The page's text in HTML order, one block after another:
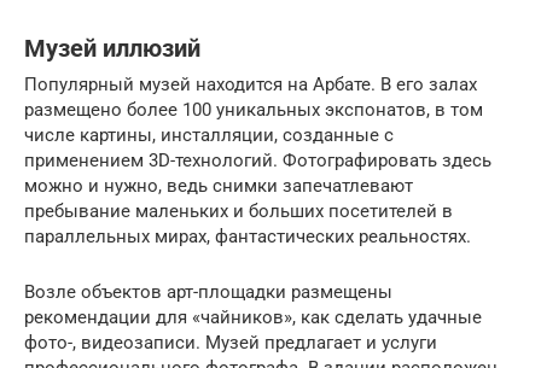
Музей иллюзий
Популярный музей находится на Арбате. В его залах
размещено более 100 уникальных экспонатов, в том
числе картины, инсталляции, созданные с
применением 3D-технологий. Фотографировать здесь
можно и нужно, ведь снимки запечатлевают
пребывание маленьких и больших посетителей в
параллельных мирах, фантастических реальностях.
Возле объектов арт-площадки размещены
рекомендации для «чайников», как сделать удачные
фото-, видеозаписи. Музей предлагает и услуги